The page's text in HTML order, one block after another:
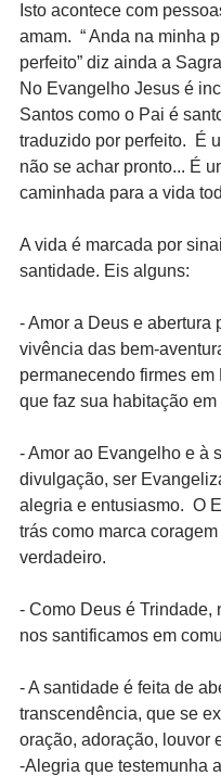
Isto acontece com
amam.  “ Anda na minha
perfeito” diz ainda a
No Evangelho Jesus é
Santos como o Pai é
traduzido por perfeito.  É
não se achar pronto... É
caminhada para a vida
A vida é marcada por
santidade. Eis alguns:
- Amor a Deus e abertura
vivência das bem-
permanecendo firmes em
que faz sua habitação em
- Amor ao Evangelho e à
divulgação, ser
alegria e entusiasmo.  O
trás como marca
verdadeiro.
- Como Deus é Trindade,
nos santificamos em
- A santidade é feita de
transcendência, que se
oração, adoração, louvor
-Alegria que testemunha